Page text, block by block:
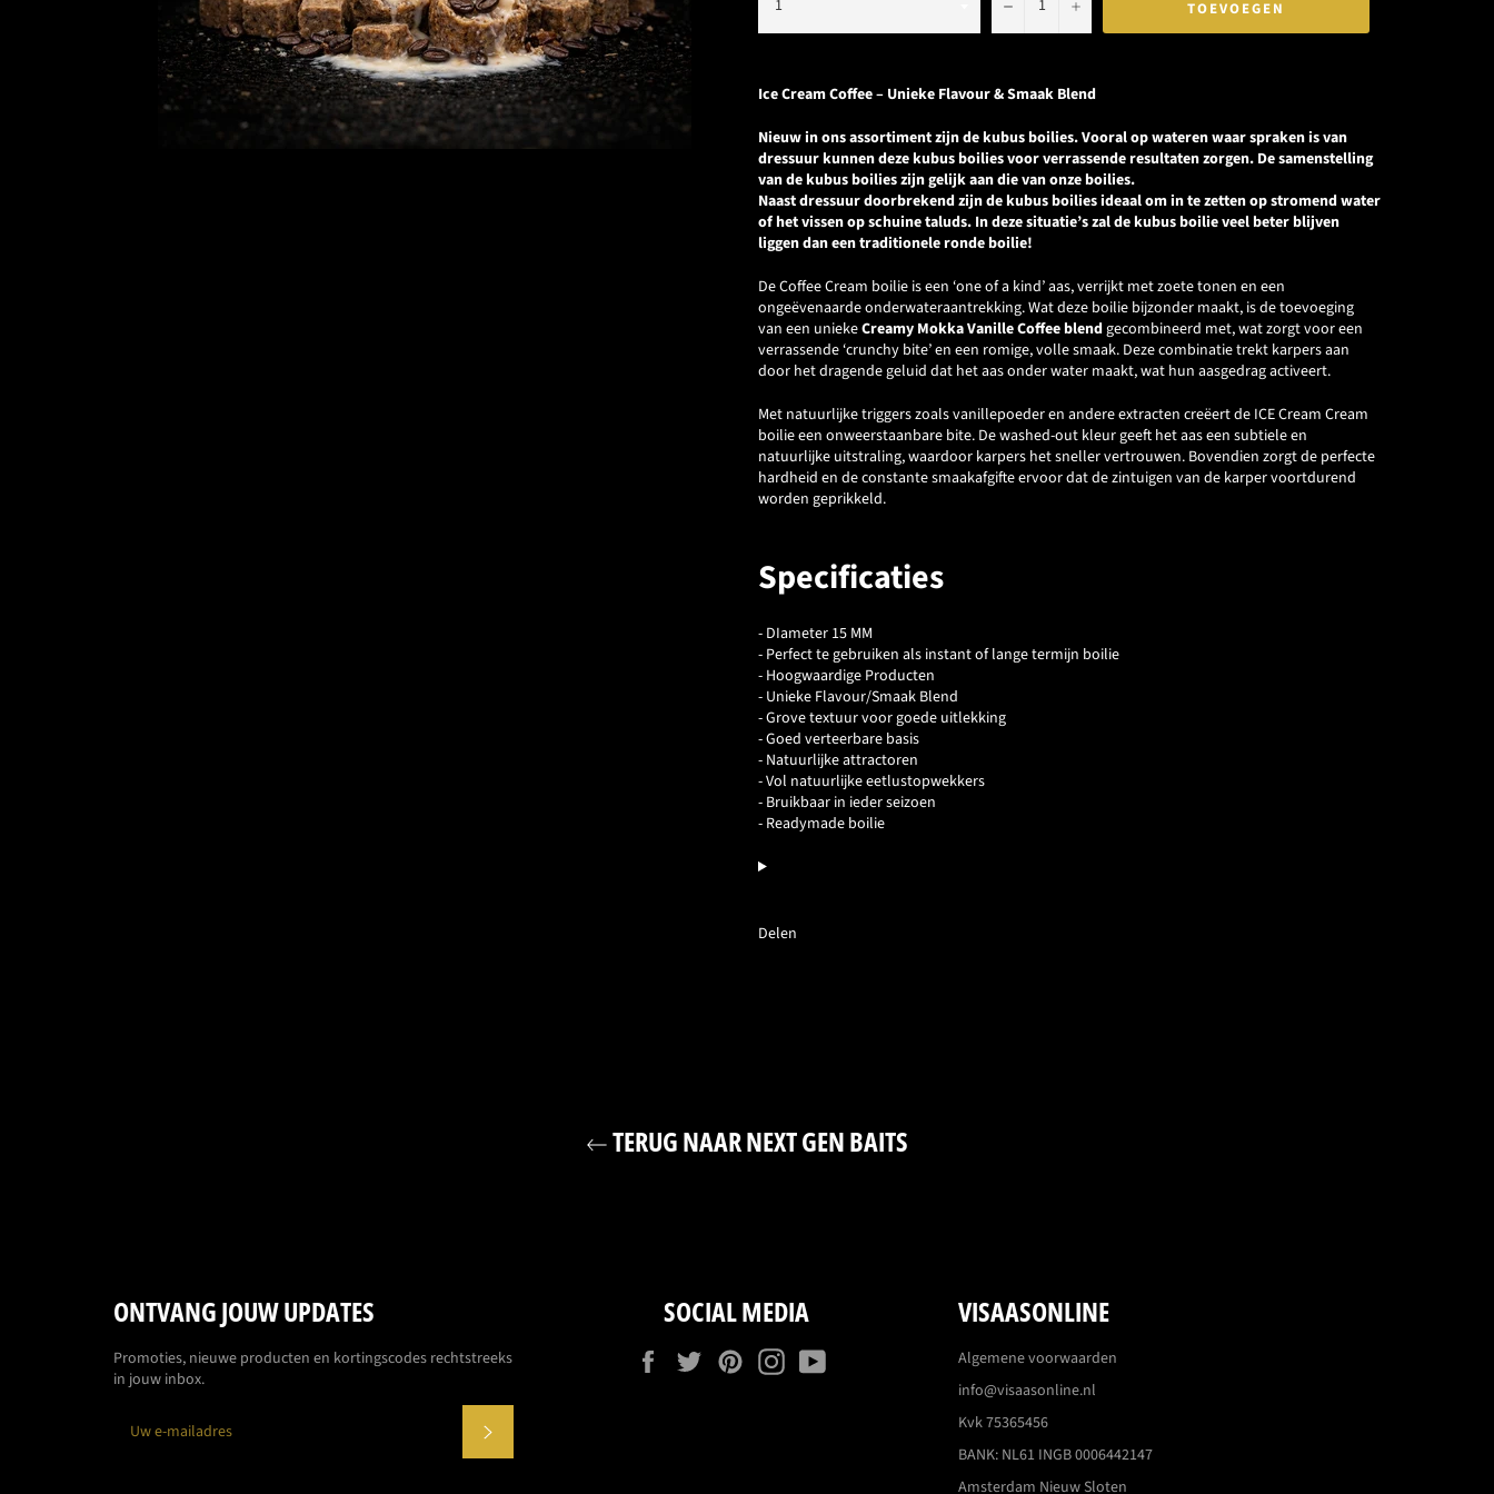
− +
TOEVOEGEN
Ice Cream Coffee – Unieke Flavour & Smaak Blend
Nieuw in ons assortiment zijn de kubus boilies. Vooral op wateren waar spraken is van
dressuur kunnen deze kubus boilies voor verrassende resultaten zorgen. De samenstelling
van de kubus boilies zijn gelijk aan die van onze boilies.
Naast dressuur doorbrekend zijn de kubus boilies ideaal om in te zetten op stromend water
of het vissen op schuine taluds. In deze situatie’s zal de kubus boilie veel beter blijven
liggen dan een traditionele ronde boilie!
De Coffee Cream boilie is een ‘one of a kind’ aas, verrijkt met zoete tonen en een
ongeëvenaarde onderwateraantrekking. Wat deze boilie bijzonder maakt, is de toevoeging
van een uniekeCreamy Mokka Vanille Coffee blendgecombineerd met, wat zorgt voor een
verrassende ‘crunchy bite’ en een romige, volle smaak. Deze combinatie trekt karpers aan
door het dragende geluid dat het aas onder water maakt, wat hun aasgedrag activeert.
Met natuurlijke triggers zoals vanillepoeder en andere extracten creëert de ICE Cream Cream
boilie een onweerstaanbare bite. De washed-out kleur geeft het aas een subtiele en
natuurlijke uitstraling, waardoor karpers het sneller vertrouwen. Bovendien zorgt de perfecte
hardheid en de constante smaakafgifte ervoor dat de zintuigen van de karper voortdurend
worden geprikkeld.
Specificaties
- DIameter 15 MM
- Perfect te gebruiken als instant of lange termijn boilie
- Hoogwaardige Producten
- Unieke Flavour/Smaak Blend
- Grove textuur voor goede uitlekking
- Goed verteerbare basis
- Natuurlijke attractoren
- Vol natuurlijke eetlustopwekkers
- Bruikbaar in ieder seizoen
- Readymade boilie
Delen
TERUG NAAR NEXT GEN BAITS
ONTVANG JOUW UPDATES
Promoties, nieuwe producten en kortingscodes rechtstreeks
in jouw inbox.
SOCIAL MEDIA
FacebookTwitterPinterestInstagram
VISAASONLINE
Algemene voorwaarden
info@visaasonline.nl
Kvk 75365456
BANK: NL61 INGB 0006442147
Amsterdam Nieuw Sloten